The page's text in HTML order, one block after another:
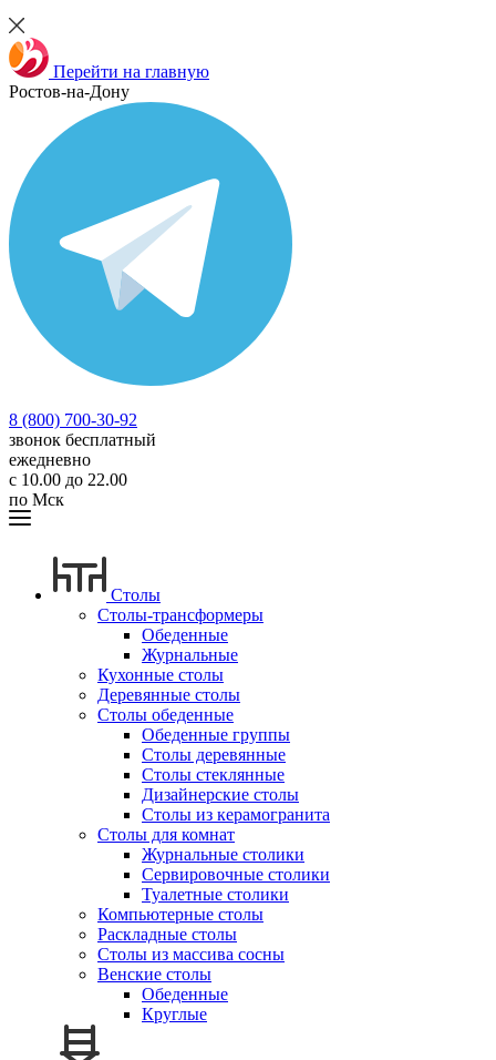
Перейти на главную
Ростов-на-Дону
8 (800) 700-30-92
звонок бесплатный
ежедневно
с 10.00 до 22.00
по Мск
Столы
Столы-трансформеры
Обеденные
Журнальные
Кухонные столы
Деревянные столы
Столы обеденные
Обеденные группы
Столы деревянные
Столы стеклянные
Дизайнерские столы
Столы из керамогранита
Столы для комнат
Журнальные столики
Сервировочные столики
Туалетные столики
Компьютерные столы
Раскладные столы
Столы из массива сосны
Венские столы
Обеденные
Круглые